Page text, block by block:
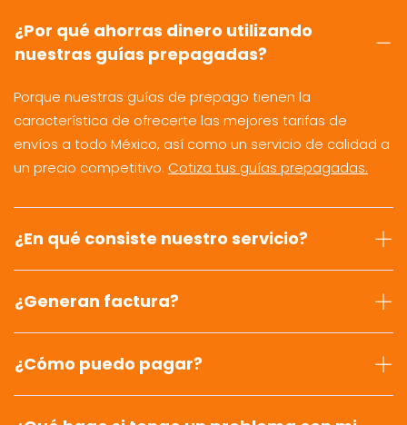
¿Por qué ahorras dinero utilizando
nuestras guías prepagadas?
Porque nuestras guías de prepago tienen la
característica de ofrecerte las mejores tarifas de
envíos a todo México, así como un servicio de calidad a
un precio competitivo. Cotiza tus guías prepagadas.
¿En qué consiste nuestro servicio?
¿Generan factura?
¿Cómo puedo pagar?